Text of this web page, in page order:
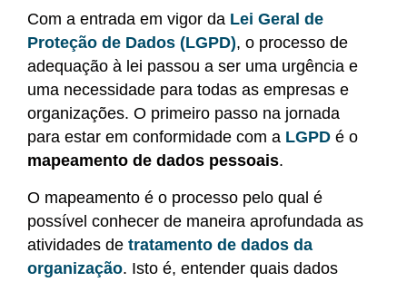
Com a entrada em vigor da Lei Geral de
Proteção de Dados (LGPD), o processo de
adequação à lei passou a ser uma urgência e
uma necessidade para todas as empresas e
organizações. O primeiro passo na jornada
para estar em conformidade com a LGPD é o
mapeamento de dados pessoais.
O mapeamento é o processo pelo qual é
possível conhecer de maneira aprofundada as
atividades de tratamento de dados da
organização. Isto é, entender quais dados